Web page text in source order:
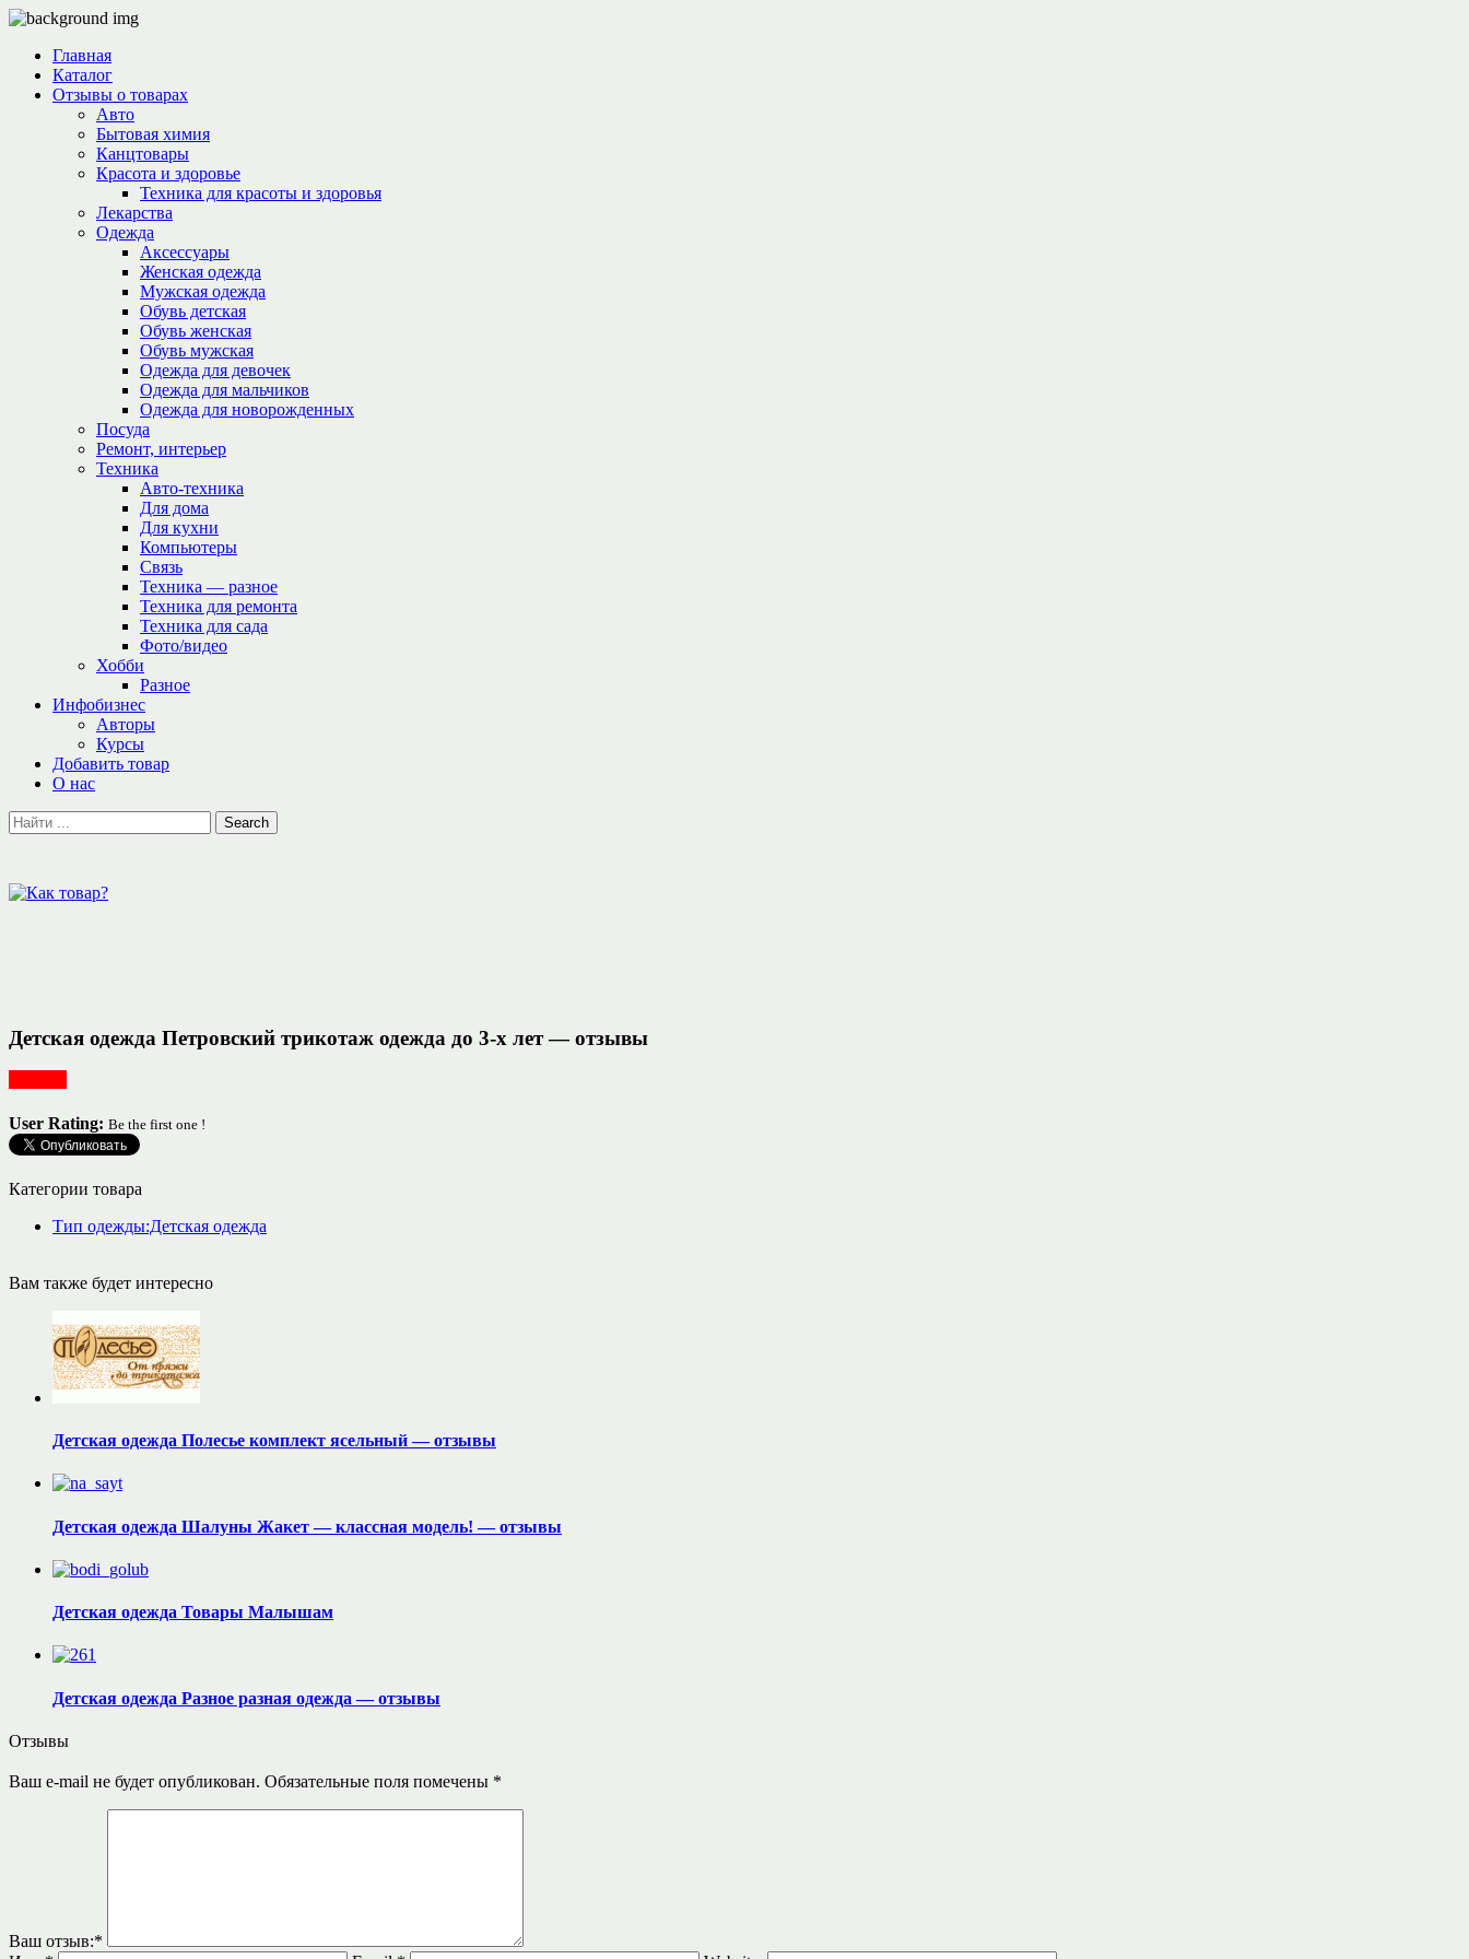
Главная
Каталог
Отзывы о товарах
Авто
Бытовая химия
Канцтовары
Красота и здоровье
Техника для красоты и здоровья
Лекарства
Одежда
Аксессуары
Женская одежда
Мужская одежда
Обувь детская
Обувь женская
Обувь мужская
Одежда для девочек
Одежда для мальчиков
Одежда для новорожденных
Посуда
Ремонт, интерьер
Техника
Авто-техника
Для дома
Для кухни
Компьютеры
Связь
Техника — разное
Техника для ремонта
Техника для сада
Фото/видео
Хобби
Разное
Инфобизнес
Авторы
Курсы
Добавить товар
О нас
Детская одежда Петровский трикотаж одежда до 3-х лет — отзывы
User Rating: Be the first one !
Категории товара
Тип одежды:Детская одежда
Вам также будет интересно
Детская одежда Полесье комплект ясельный — отзывы
Детская одежда Шалуны Жакет — классная модель! — отзывы
Детская одежда Товары Малышам
Детская одежда Разное разная одежда — отзывы
Отзывы
Ваш e-mail не будет опубликован. Обязательные поля помечены *
Ваш отзыв:*